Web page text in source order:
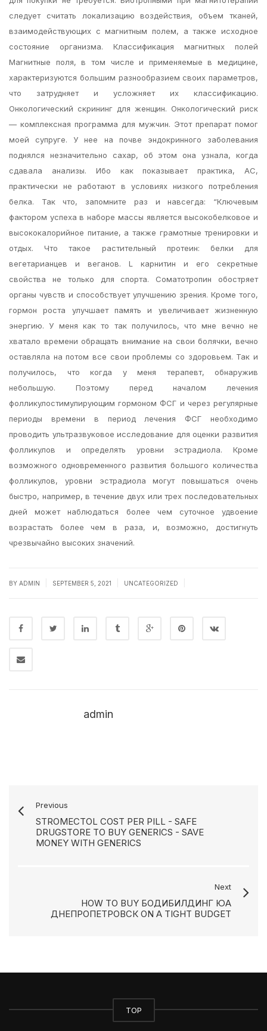
следует считать локализацию воздействия, объем тканей,
взаимодействующих с магнитным полем, а также исходное
состояние организма. Классификация магнитных полей
Магнитные поля, в том числе и применяемые в медицине,
характеризуются большим разнообразием своих параметров,
что затрудняет и усложняет их классификацию.
Онкологический скрининг для женщин. Онкологический риск
— комплексная программа для мужчин. Этот препарат помог
моей супруге. У нее на почве эндокринного заболевания
поднялся незначительно сахар, об этом она узнала, когда
сдавала анализы. Ибо как показывает практика, АС,
практически не работают в условиях низкого потребления
белка. Так что, запомните раз и навсегда: “Ключевым
фактором успеха в наборе массы является высокобелковое и
высококалорийное питание, а также грамотные тренировки и
отдых. Что такое растительный протеин: белки для
вегетарианцев и веганов. L карнитин и его секретные
свойства не только для спорта. Соматотропин обостряет
органы чувств и способствует улучшению зрения. Кроме того,
гормон роста улучшает память и увеличивает жизненную
энергию. У меня как то так получилось, что мне вечно не
хватало времени обращать внимание на свои болячки, вечно
оставляла на потом все свои проблемы со здоровьем. Так и
получилось, что когда у меня терапевт, обнаружив
небольшую. Поэтому перед началом лечения
фолликулостимулирующим гормоном ФСГ и через регулярные
периоды времени в период лечения ФСГ необходимо
проводить ультразвуковое исследование для оценки развития
фолликулов и определять уровни эстрадиола. Кроме
возможного одновременного развития большого количества
фолликулов, уровни эстрадиола могут повышаться очень
быстро, например, в течение двух или трех последовательных
дней может наблюдаться более чем суточное удвоение
возрастать более чем в раза, и, возможно, достигнуть
чрезвычайно высоких значений.
BY ADMIN SEPTEMBER 5, 2021 UNCATEGORIZED
admin
Previous
STROMECTOL COST PER PILL - SAFE
DRUGSTORE TO BUY GENERICS - SAVE
MONEY WITH GENERICS
Next
HOW TO BUY БОДИБИЛДИНГ ЮА
ДНЕПРОПЕТРОВСК ON A TIGHT BUDGET
TOP